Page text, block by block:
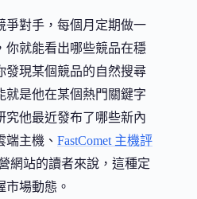
爭對手，每個月定期做一
你就能看出哪些競品在穩
發現某個競品的自然搜尋
就是他在某個熱門關鍵字
究他最近發布了哪些新內
端主機、 FastComet 主機評
網站的讀者來說，這種定
市場動態。